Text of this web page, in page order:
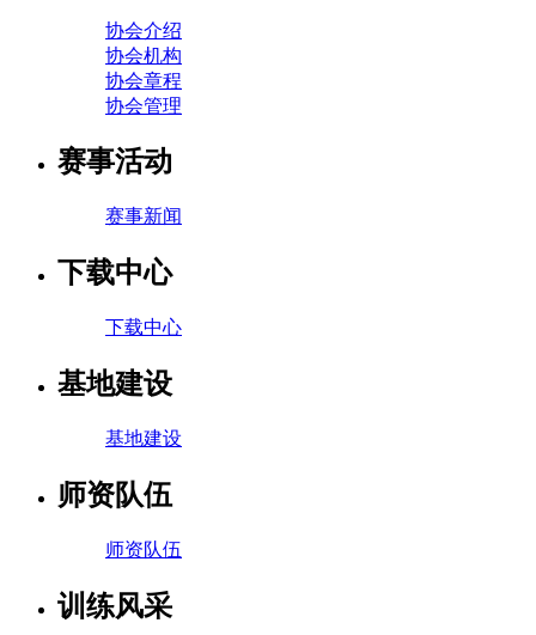
协会介绍
协会机构
协会章程
协会管理
赛事活动
赛事新闻
下载中心
下载中心
基地建设
基地建设
师资队伍
师资队伍
训练风采